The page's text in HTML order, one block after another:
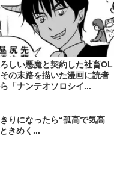
しい悪魔と契約した社畜OL
の末路を描いた漫画に読者
「ナンテオソロシイ...
りになったら“孤高で気高
きめく...